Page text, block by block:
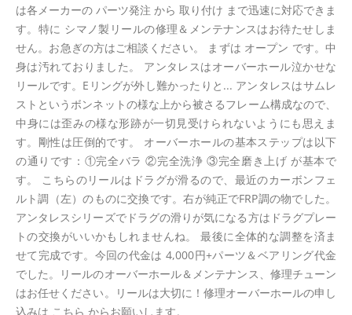
は各メーカーの パーツ発注 から 取り付け まで迅速に対応できま
す。特に シマノ製リールの修理＆メンテナンスはお待たせしま
せん。お急ぎの方はご相談ください。 まずは オープン です。中
身は汚れておりました。 アンタレスはオーバーホール泣かせな
リールです。Eリングが外し難かったりと... アンタレスはサムレ
ストというボンネットの様な上から被さるフレーム構成なので、
中身には歪みの様な形跡が一切見受けられないようにも思えま
す。剛性は圧倒的です。 オーバーホールの基本ステップは以下
の通りです：①完全バラ ②完全洗浄 ③完全磨き上げ が基本で
す。 こちらのリールはドラグが滑るので、最近のカーボンフェ
ルト調（左）のものに交換です。右が純正でFRP調の物でした。
アンタレスシリーズでドラグの滑りが気になる方はドラグプレー
トの交換がいいかもしれませんね。 最後に全体的な調整を済ま
せて完成です。今回の代金は 4,000円+パーツ＆ベアリング代金
でした。リールのオーバーホール＆メンテナンス、修理チューン
はお任せください。リールは大切に！修理オーバーホールの申し
込みは こちら からお願いします。